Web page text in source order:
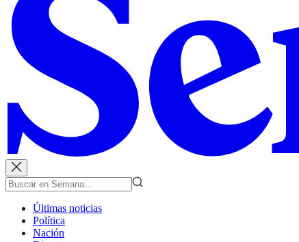
Últimas noticias
Política
Nación